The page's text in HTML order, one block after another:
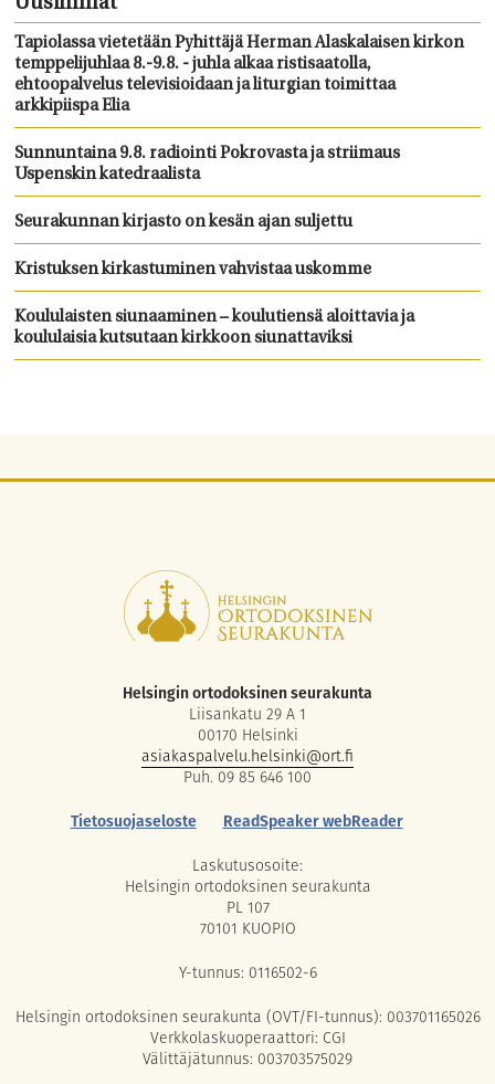
Tapiolassa vietetään Pyhittäjä Herman Alaskalaisen kirkon
temppelijuhlaa 8.-9.8. - juhla alkaa ristisaatolla,
ehtoopalvelus televisioidaan ja liturgian toimittaa
arkkipiispa Elia
Sunnuntaina 9.8. radiointi Pokrovasta ja striimaus
Uspenskin katedraalista
Seurakunnan kirjasto on kesän ajan suljettu
Kristuksen kirkastuminen vahvistaa uskomme
Koululaisten siunaaminen – koulutiensä aloittavia ja
koululaisia kutsutaan kirkkoon siunattaviksi
Helsingin ortodoksinen seurakunta
Liisankatu 29 A 1
00170 Helsinki
asiakaspalvelu.helsinki@ort.fi
Puh. 09 85 646 100
Tietosuojaseloste
ReadSpeaker webReader
Laskutusosoite:
Helsingin ortodoksinen seurakunta
PL 107
70101 KUOPIO
Y-tunnus: 0116502-6
Helsingin ortodoksinen seurakunta (OVT/FI-tunnus): 003701165026
Verkkolaskuoperaattori: CGI
Välittäjätunnus: 003703575029